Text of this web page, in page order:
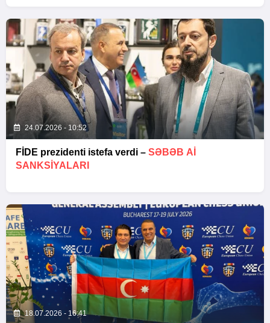
24.07.2026 - 10:52
FİDE prezidenti istefa verdi – SƏBƏB Aİ
SANKSIYALARI
18.07.2026 - 16:41